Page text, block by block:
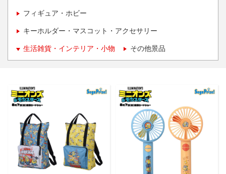
フィギュア・ホビー
キーホルダー・マスコット・アクセサリー
生活雑貨・インテリア・小物 その他景品